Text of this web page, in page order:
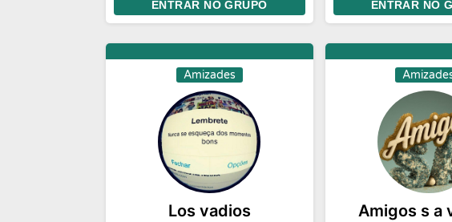
colorida ou algo mais Chat e
bate papo Gincanas Chamadas
de vídeo em grupo Marcar
encontros Amizades com
Segundas intenções
ENTRAR NO GRUPO
𝗣𝗔𝗣𝗢 𝗙𝗟𝗨𝗜... 😂
(☠️🫣). 🤝
🔥 Flerte
𝗩𝗢𝗖Ê 𝗣𝗢𝗗𝗘
𝗖𝗢𝗡𝗛𝗘𝗖𝗘𝗥
mundo começa
você encontre
Talvez um
alguém que vire
rotina. 😏🔥 📣
Pessoal conversa.
Flertes.
ENTRAR NO
Amizades
Los vadios Amigos s a